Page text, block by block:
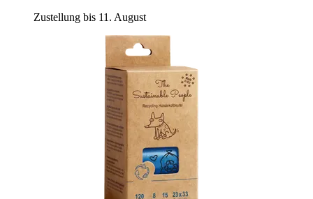
Zustellung bis 11. August